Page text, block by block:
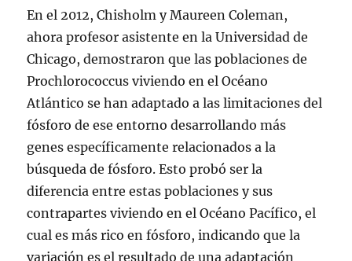
En el 2012, Chisholm y Maureen Coleman,
ahora profesor asistente en la Universidad de
Chicago, demostraron que las poblaciones de
Prochlorococcus viviendo en el Océano
Atlántico se han adaptado a las limitaciones del
fósforo de ese entorno desarrollando más
genes específicamente relacionados a la
búsqueda de fósforo. Esto probó ser la
diferencia entre estas poblaciones y sus
contrapartes viviendo en el Océano Pacífico, el
cual es más rico en fósforo, indicando que la
variación es el resultado de una adaptación